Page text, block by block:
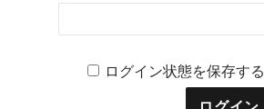
ログイン状態を保存する